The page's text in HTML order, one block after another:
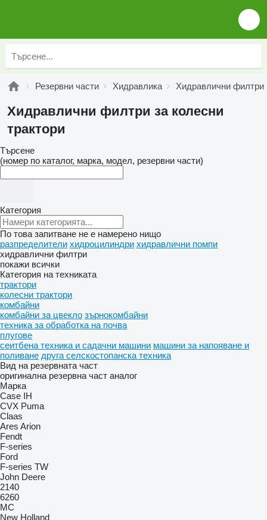
Резервни части Хидравлика Хидравлични филтри
Хидравлични филтри за колесни
трактори
Търсене
(номер по каталог, марка, модел, резервни части)
Категория
По това запитване не е намерено нищо
разпределители хидроцилиндри хидравлични помпи
хидравлични филтри
покажи всички
Категория на техниката
трактори
колесни трактори
комбайни
комбайни за цвекло зърнокомбайни
техника за обработка на почва
плугове
сеитбена техника и садачни машини машини за напояване и
поливане друга селскостопанска техника
Вид на резервната част
оригинална резервна част аналог
Марка
Case IH
CVX Puma
Claas
Ares Arion
Fendt
F-series
Ford
F-series TW
John Deere
2140
6260
MC
New Holland